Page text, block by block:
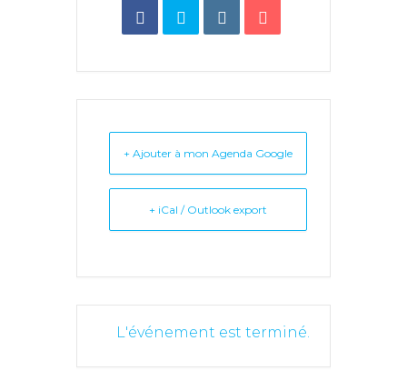
+ Ajouter à mon Agenda Google
+ iCal / Outlook export
L'événement est terminé.